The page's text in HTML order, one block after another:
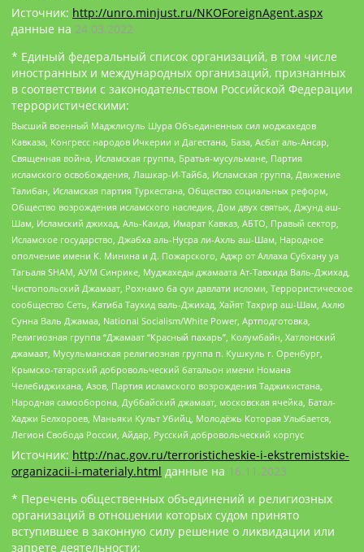
Источник: http://unro.minjust.ru/NKOForeignAgent.aspx
данные на 24.03.2022
* Единый федеральный список организаций, в том числе
иностранных и международных организаций, признанных
в соответствии с законодательством Российской Федерации
террористическими:
Высший военный Маджлисуль Шура Объединенных сил моджахедов
Кавказа, Конгресс народов Ичкерии и Дагестана, База, Асбат аль-Ансар,
Священная война, Исламская группа, Братья-мусульмане, Партия
исламского освобождения, Лашкар-И-Тайба, Исламская группа, Движение
Талибан, Исламская партия Туркестана, Общество социальных реформ,
Общество возрождения исламского наследия, Дом двух святых, Джунд аш-
Шам, Исламский джихад, Аль-Каида, Имарат Кавказ, АБТО, Правый сектор,
Исламское государство, Джабха аль-Нусра ли-Ахль аш-Шам, Народное
ополчение имени К. Минина и Д. Пожарского, Аджр от Аллаха Субхану уа
Тагьаля SHAM, АУМ Синрике, Муджахеды джамаата Ат-Тавхида Валь-Джихад,
Чистопольский Джамаат, Рохнамо ба суи давлати исломи, Террористическое
сообщество Сеть, Катиба Таухид валь-Джихад, Хайят Тахрир аш-Шам, Ахлю
Сунна Валь Джамаа, National Socialism/White Power, Артподготовка,
Религиозная группа “Джамаат “Красный пахарь”, Колумбайн, Хатлонский
джамаат, Мусульманская религиозная группа п. Кушкуль г. Оренбург,
Крымско-татарский добровольческий батальон имени Номана
Челебиджихана, Азов, Партия исламского возрождения Таджикистана,
Народная самооборона, Дуббайский джамаат, московская ячейка, Батал-
Хаджи Белхороев, Маньяки Культ Убийц, Молодёжь Которая Улыбается,
Легион Свобода России, Айдар, Русский добровольческий корпус
Источник: http://nac.gov.ru/terroristicheskie-i-ekstremistskie-
organizacii-i-materialy.html данные на 16.11.2023
* Перечень общественных объединений и религиозных
организаций в отношении которых судом принято
вступившее в законную силу решение о ликвидации или
запрете деятельности: